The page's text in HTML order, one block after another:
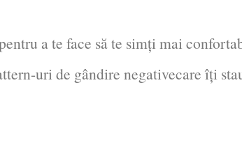
a te face să te simți mai
uri de gândire negativecare îți